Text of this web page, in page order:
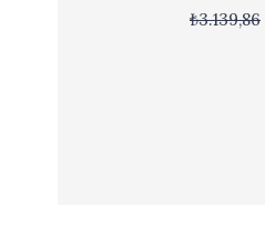
₺3.139,86